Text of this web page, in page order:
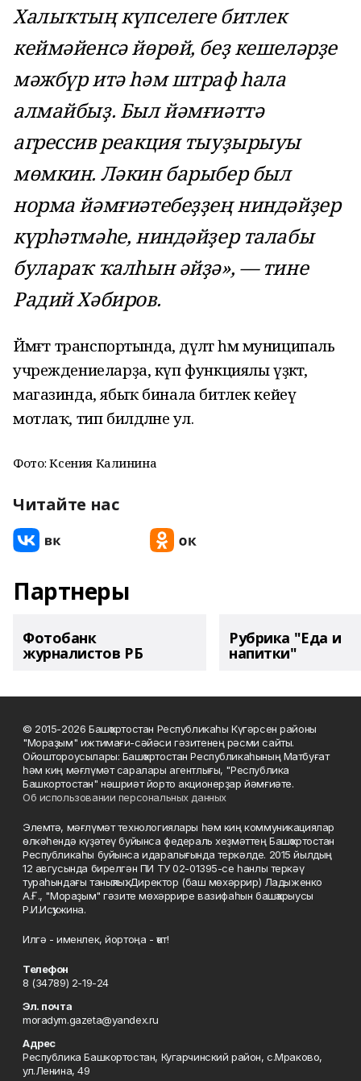
Халыҡтың күпселеге битлек
кеймәйенсә йөрөй, беҙ кешеләрҙе
мәжбүр итә һәм штраф һала
алмайбыҙ. Был йәмғиәттә
агрессив реакция тыуҙырыуы
мөмкин. Ләкин барыбер был
норма йәмғиәтебеҙҙең ниндәйҙер
күрһәтмәһе, ниндәйҙер талабы
булараҡ ҡалһын әйҙә», — тине
Радий Хәбиров.
Йәмәғәт транспортында, дәүләт һәм муниципаль
учреждениеларҙа, күп функциялы үҙәктә,
магазинда, ябыҡ бинала битлек кейеү
мотлаҡ, тип билдәләне ул.
Фото: Ксения Калинина
Читайте нас
Партнеры
Фотобанк
журналистов РБ
Рубрика "Еда и
напитки"
© 2015-2026 Башҡортостан Республикаһы Күгәрсен районы
"Мораҙым" ижтимағи-сәйәси гәзитенең рәсми сайты.
Ойоштороусылары: Башҡортостан Республикаһының Матбуғат
һәм киң мәғлүмәт саралары агентлығы, "Республика
Башкортостан" нәшриәт йорто акционерҙар йәмғиәте.
Об использовании персональных данных
Элемтә, мәғлүмәт технологиялары һәм киң коммуникациялар
өлкәһендә күҙәтеү буйынса федераль хеҙмәттең Башҡортостан
Республикаһы буйынса идаралығында теркәлде. 2015 йылдың
12 авгусында бирелгән ПИ ТУ 02-01395-се һанлы теркәү
тураһындағы таныҡлыҡ. Директор (баш мөхәррир) Ладыженко
А.Ғ., "Мораҙым" гәзите мөхәррире вазифаһын башҡарыусы
Р.И.Исҡужина.
Илгә - именлек, йортоңа - ҡот!
Телефон
8 (34789) 2-19-24
Эл. почта
moradym.gazeta@yandex.ru
Адрес
Республика Башкортостан, Кугарчинский район, с.Мраково,
ул.Ленина, 49